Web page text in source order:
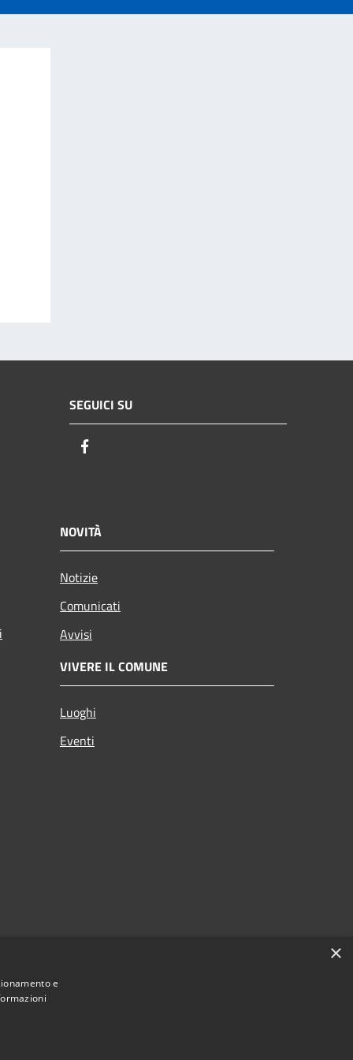
SEGUICI SU
NOVITÀ
Notizie
Comunicati
Avvisi
VIVERE IL COMUNE
Luoghi
Eventi
×
e